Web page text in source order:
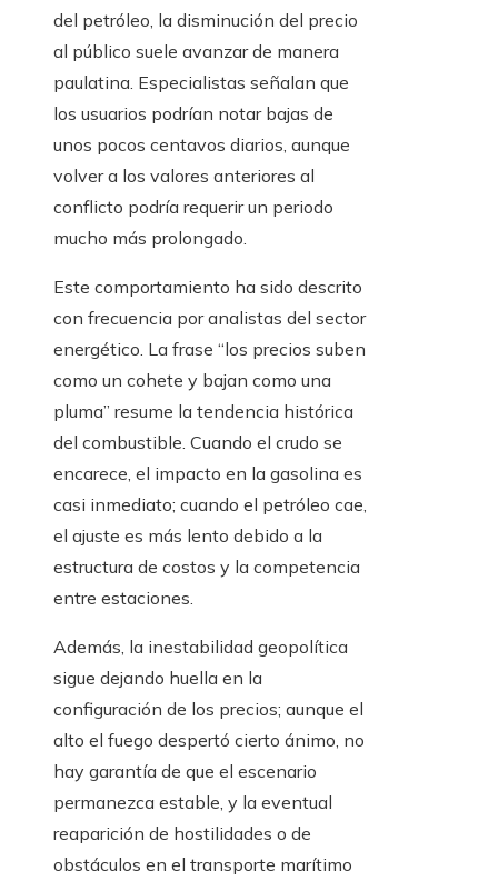
del petróleo, la disminución del precio
al público suele avanzar de manera
paulatina. Especialistas señalan que
los usuarios podrían notar bajas de
unos pocos centavos diarios, aunque
volver a los valores anteriores al
conflicto podría requerir un periodo
mucho más prolongado.
Este comportamiento ha sido descrito
con frecuencia por analistas del sector
energético. La frase “los precios suben
como un cohete y bajan como una
pluma” resume la tendencia histórica
del combustible. Cuando el crudo se
encarece, el impacto en la gasolina es
casi inmediato; cuando el petróleo cae,
el ajuste es más lento debido a la
estructura de costos y la competencia
entre estaciones.
Además, la inestabilidad geopolítica
sigue dejando huella en la
configuración de los precios; aunque el
alto el fuego despertó cierto ánimo, no
hay garantía de que el escenario
permanezca estable, y la eventual
reaparición de hostilidades o de
obstáculos en el transporte marítimo